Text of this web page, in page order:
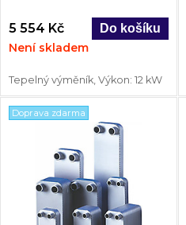
5 554 Kč
Není skladem
Tepelný výměník, Výkon: 12 kW
Doprava zdarma